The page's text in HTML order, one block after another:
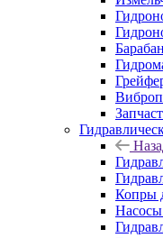
Копры